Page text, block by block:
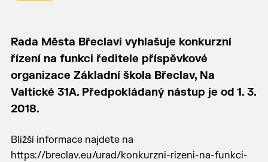
Rada Města Břeclavi vyhlašuje konkurzní
řízení na funkci ředitele příspěvkové
organizace Základní škola Břeclav, Na
Valtické 31A. Předpokládaný nástup je od 1. 3.
2018.
Bližší informace najdete na
https://breclav.eu/urad/konkurzni-rizeni-na-funkci-